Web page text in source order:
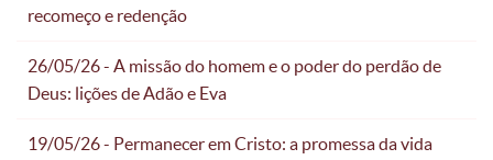
recomeço e redenção
26/05/26 - A missão do homem e o poder do perdão de
Deus: lições de Adão e Eva
19/05/26 - Permanecer em Cristo: a promessa da vida